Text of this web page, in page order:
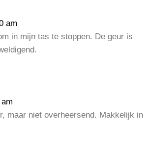
am
in mijn tas te stoppen. De geur is
maar niet overheersend. Makkelijk in